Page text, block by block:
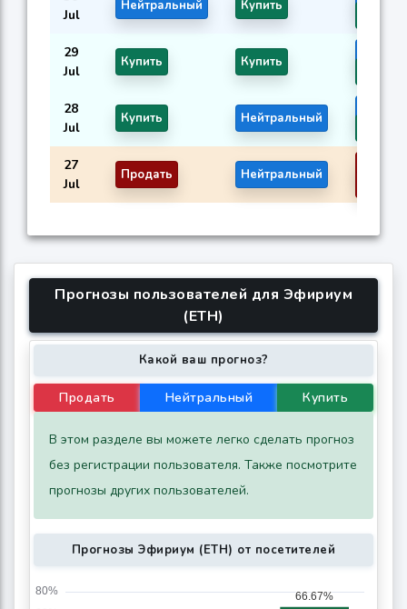
Jul
Нейтральный Купить
29
Jul
Купить Купить
28
Jul
Купить Нейтральный
27
Jul
Продать Нейтральный
Прогнозы пользователей для Эфириум
(ETH)
Какой ваш прогноз?
Продать Нейтральный Купить
В этом разделе вы можете легко сделать прогноз
без регистрации пользователя. Также посмотрите
прогнозы других пользователей.
Прогнозы Эфириум (ETH) от посетителей